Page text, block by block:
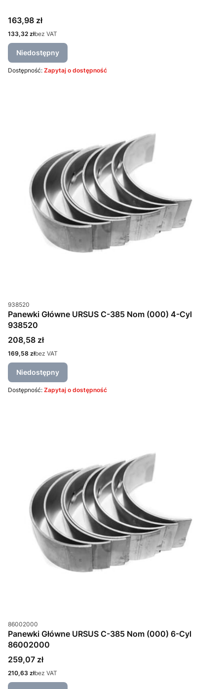
Cena
163,98 zł
Cena
133,32 złbez VAT
Niedostępny
Dostępność: Zapytaj o dostępność
Kod produktu
938520
Panewki Główne URSUS C-385 Nom (000) 4-Cyl
938520
Cena
208,58 zł
Cena
169,58 złbez VAT
Niedostępny
Dostępność: Zapytaj o dostępność
Kod produktu
86002000
Panewki Główne URSUS C-385 Nom (000) 6-Cyl
86002000
Cena
259,07 zł
Cena
210,63 złbez VAT